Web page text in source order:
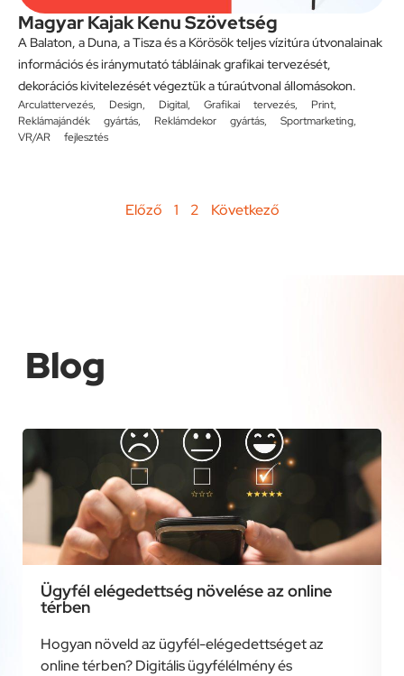
Magyar Kajak Kenu Szövetség
A Balaton, a Duna, a Tisza és a Körösök teljes vízitúra útvonalainak
információs és iránymutató tábláinak grafikai tervezését,
dekorációs kivitelezését végeztük a túraútvonal állomásokon.
Arculattervezés, Design, Digital, Grafikai tervezés, Print,
Reklámajándék gyártás, Reklámdekor gyártás, Sportmarketing,
VR/AR fejlesztés
Előző 1 2 Következő
Blog
Ügyfél elégedettség növelése az online
térben
Hogyan növeld az ügyfél-elégedettséget az
online térben? Digitális ügyfélélmény és